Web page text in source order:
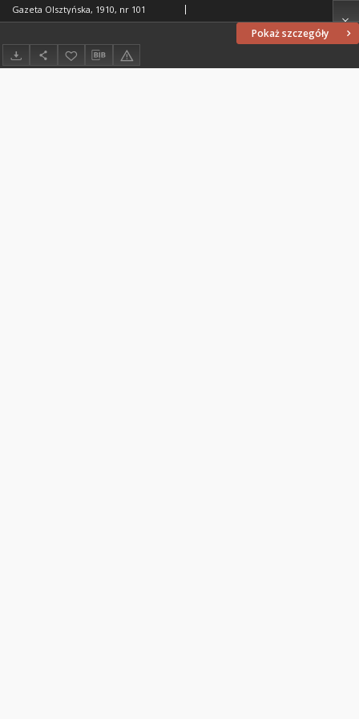
Pokaż szczegóły
Gazeta Olsztyńska, 1910, nr 101